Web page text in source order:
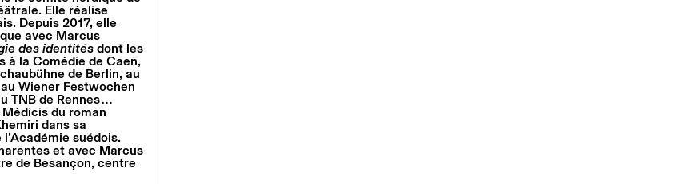
Elle réalise
Depuis 2017, elle
avec Marcus
des identités dont les
à la Comédie de Caen,
de Berlin, au
Wiener Festwochen
TNB de Rennes…
du roman
dans sa
suédois.
et avec Marcus
de Besançon, centre